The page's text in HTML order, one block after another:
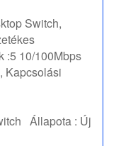
Switch,
:5 10/100Mbps
Kapcsolási
Állapota : Új